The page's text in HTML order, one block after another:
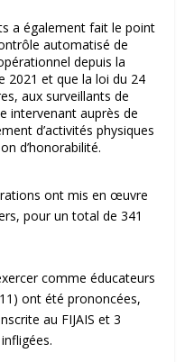
a également fait le point
automatisé de
depuis la
2021 et que la loi du 24
aux surveillants de
intervenant auprès de
d’activités physiques
d’honorabilité.
ont mis en œuvre
pour un total de 341
comme éducateurs
ont été prononcées,
au FIJAIS et 3